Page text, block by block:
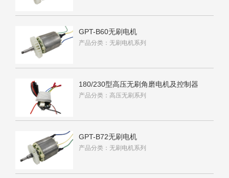
GPT-B60无刷电机
产品分类：无刷电机系列
180/230型高压无刷角磨电机及控制器
产品分类：高压无刷系列
GPT-B72无刷电机
产品分类：无刷电机系列